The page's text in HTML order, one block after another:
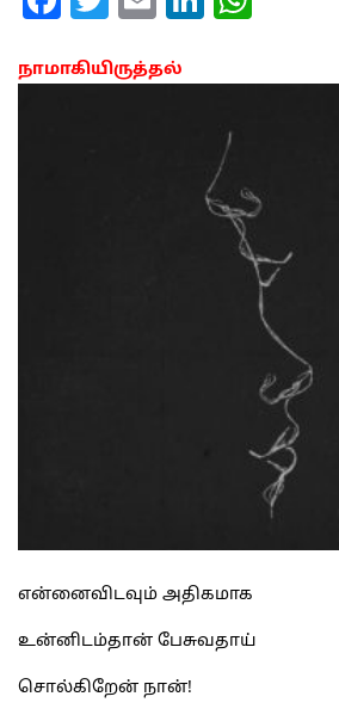
நாமாகியிருத்தல்
என்னைவிடவும் அதிகமாக
உன்னிடம்தான் பேசுவதாய்
சொல்கிறேன் நான்!